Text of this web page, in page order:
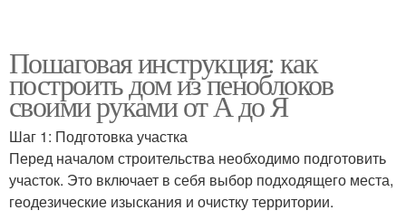
Пошаговая инструкция: как
построить дом из пеноблоков
своими руками от А до Я
Шаг 1: Подготовка участка
Перед началом строительства необходимо подготовить
участок. Это включает в себя выбор подходящего места,
геодезические изыскания и очистку территории.